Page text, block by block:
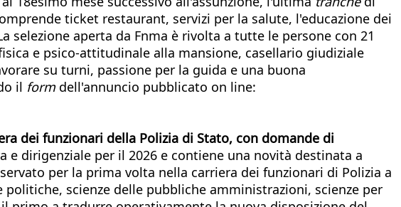
ticket restaurant, servizi per la salute, l'educazione dei
aperta da Fnma è rivolta a tutte le persone con 21
e psico-attitudinale alla mansione, casellario giudiziale
su turni, passione per la guida e una buona
il formdell'annuncio pubblicato on line:
dei funzionari della Polizia di Stato, con domande di
dirigenziale per il 2026 e contiene una novità destinata a
per la prima volta nella carriera dei funzionari di Polizia a
scienze delle pubbliche amministrazioni, scienze per